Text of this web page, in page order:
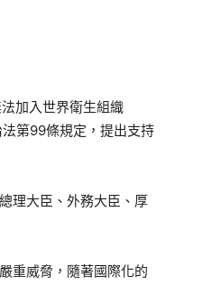
加入世界衛生組織
第99條規定，提出支持
理大臣、外務大臣、厚
重威脅，隨著國際化的